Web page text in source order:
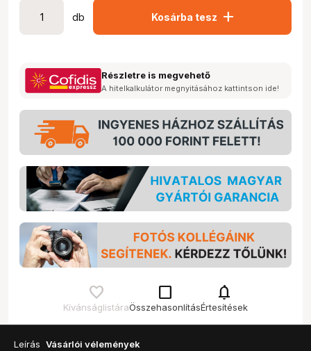
db Kosárba tesz add
Részletre is megvehető
A hitelkalkulátor megnyitásához kattintson ide!
Kívánságlistára
check_box_outline_blank
Összehasonlítás
notifications
Értesítések
Leírás Vásárlói vélemények